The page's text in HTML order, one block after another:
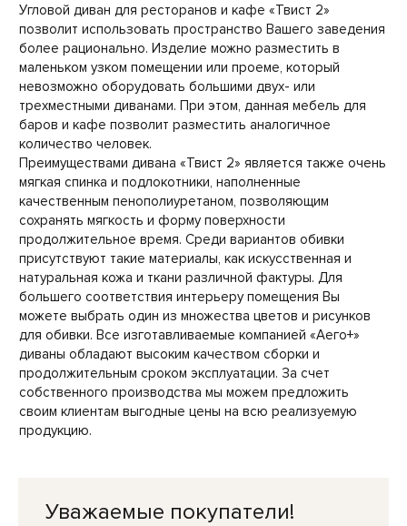
Угловой диван для ресторанов и кафе «Твист 2»
позволит использовать пространство Вашего заведения
более рационально. Изделие можно разместить в
маленьком узком помещении или проеме, который
невозможно оборудовать большими двух- или
трехместными диванами. При этом, данная мебель для
баров и кафе позволит разместить аналогичное
количество человек.
Преимуществами дивана «Твист 2» является также очень
мягкая спинка и подлокотники, наполненные
качественным пенополиуретаном, позволяющим
сохранять мягкость и форму поверхности
продолжительное время. Среди вариантов обивки
присутствуют такие материалы, как искусственная и
натуральная кожа и ткани различной фактуры. Для
большего соответствия интерьеру помещения Вы
можете выбрать один из множества цветов и рисунков
для обивки. Все изготавливаемые компанией «Аего+»
диваны обладают высоким качеством сборки и
продолжительным сроком эксплуатации. За счет
собственного производства мы можем предложить
своим клиентам выгодные цены на всю реализуемую
продукцию.
Уважаемые покупатели!